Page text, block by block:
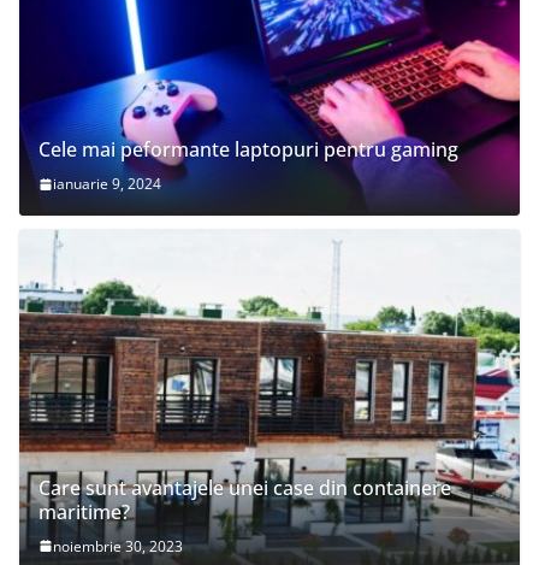
Cele mai peformante laptopuri pentru gaming
ianuarie 9, 2024
Care sunt avantajele unei case din containere
maritime?
noiembrie 30, 2023